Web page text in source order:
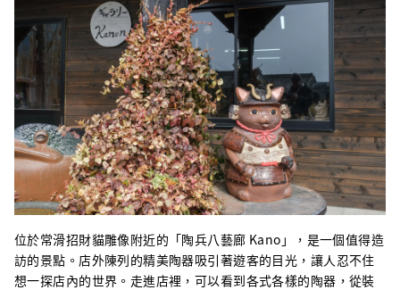
位於常滑招財貓雕像附近的「陶兵八藝廊 Kano」，是一個值得造
訪的景點。店外陳列的精美陶器吸引著遊客的目光，讓人忍不住
想一探店內的世界。走進店裡，可以看到各式各樣的陶器，從裝